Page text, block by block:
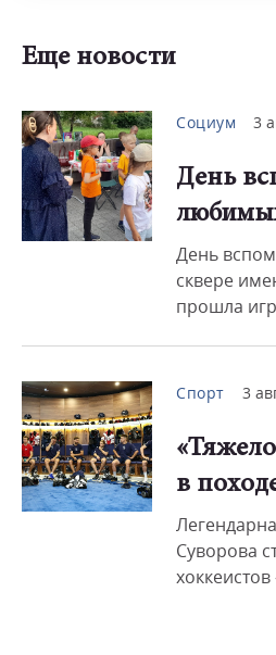
Еще новости
Социум 3
День
День
сквере
прошла
Спорт 3
в
Суворова
хоккеистов